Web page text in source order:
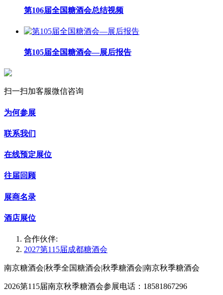
第106届全国糖酒会总结视频
第105届全国糖酒会—展后报告
扫一扫加客服微信咨询
为何参展
联系我们
在线预定展位
往届回顾
展商名录
酒店展位
合作伙伴:
2027第115届成都糖酒会
南京糖酒会|秋季全国糖酒会|秋季糖酒会|南京秋季糖酒会
2026第115届南京秋季糖酒会参展电话：18581867296